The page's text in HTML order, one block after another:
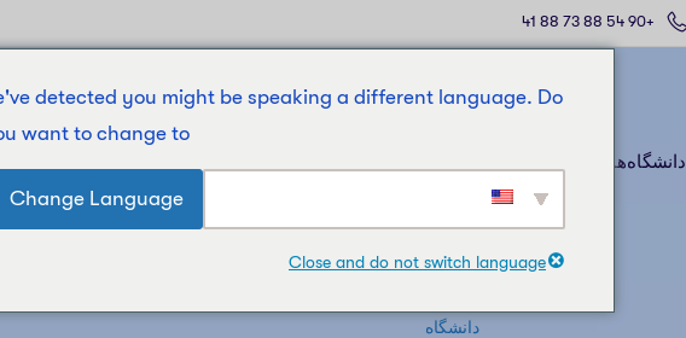
+90 54 88 73 88 41
دانشگاه‌های برتر
دانشگاه
detected you might be speaking a different language. Do
want to change to:
Change Language
Close and do not switch language